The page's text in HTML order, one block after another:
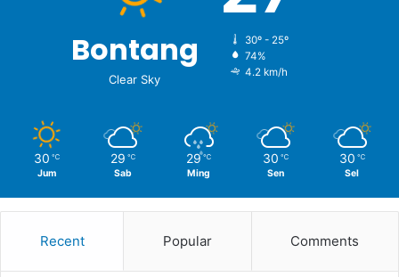
Bontang
Clear Sky
30º - 25º
74%
4.2 km/h
30 ℃
Jum
29 ℃
Sab
29 ℃
Ming
30 ℃
Sen
30 ℃
Sel
Recent Popular Comments